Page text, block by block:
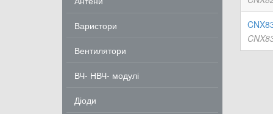
Варистори
Вентилятори
ВЧ- НВЧ- модулі
Діоди